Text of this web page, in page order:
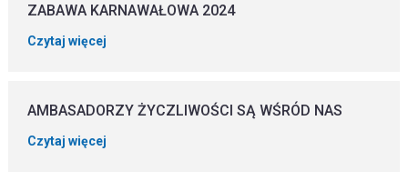
ZABAWA KARNAWAŁOWA 2024
Czytaj więcej
AMBASADORZY ŻYCZLIWOŚCI SĄ WŚRÓD NAS
Czytaj więcej